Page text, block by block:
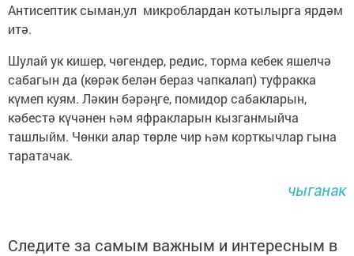
Антисептик сыман,ул микроблардан котылырга ярдәм
итә.
Шулай ук кишер, чөгендер, редис, торма кебек яшелчә
сабагын да (көрәк белән бераз чапкалап) туфракка
күмеп куям. Ләкин бәрәңге, помидор сабакларын,
кәбестә күчәнен һәм яфракларын кызганмыйча
ташлыйм. Чөнки алар төрле чир һәм корткычлар гына
таратачак.
чыганак
Следите за самым важным и интересным в